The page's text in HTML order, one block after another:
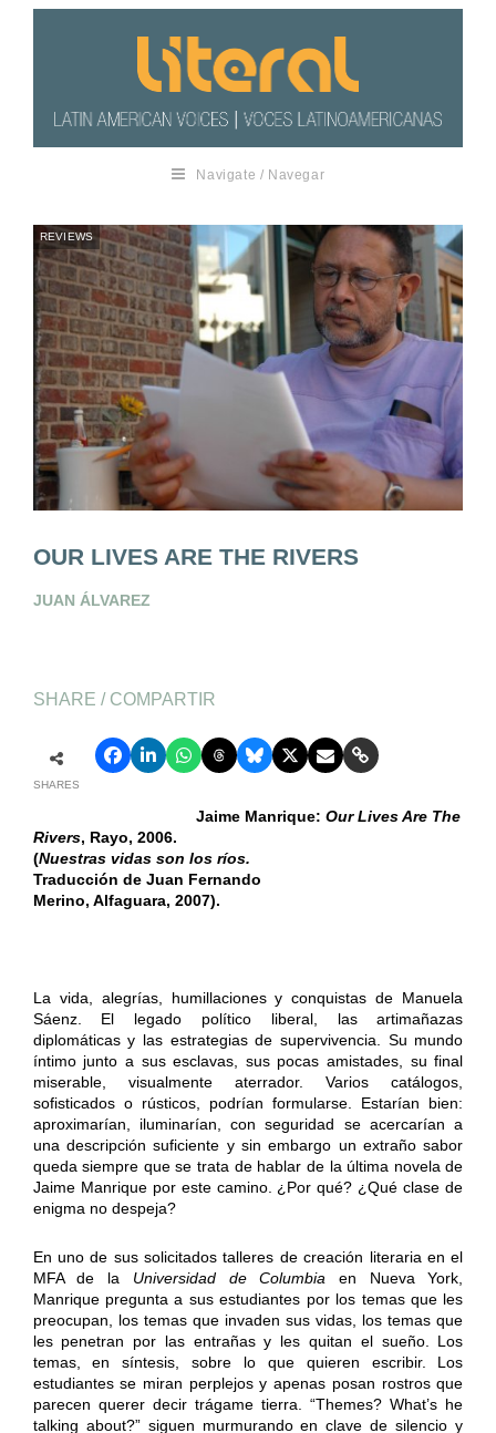
Navigate / Navegar
REVIEWS
OUR LIVES ARE THE RIVERS
JUAN ÁLVAREZ
SHARE / COMPARTIR
SHARES
Jaime Manrique: Our Lives Are The
Rivers, Rayo, 2006.
(Nuestras vidas son los ríos.
Traducción de Juan Fernando
Merino, Alfaguara, 2007).
La vida, alegrías, humillaciones y conquistas de Manuela
Sáenz. El legado político liberal, las artimañazas
diplomáticas y las estrategias de supervivencia. Su mundo
íntimo junto a sus esclavas, sus pocas amistades, su final
miserable, visualmente aterrador. Varios catálogos,
sofisticados o rústicos, podrían formularse. Estarían bien:
aproximarían, iluminarían, con seguridad se acercarían a
una descripción suficiente y sin embargo un extraño sabor
queda siempre que se trata de hablar de la última novela de
Jaime Manrique por este camino. ¿Por qué? ¿Qué clase de
enigma no despeja?
En uno de sus solicitados talleres de creación literaria en el
MFA de la Universidad de Columbia en Nueva York,
Manrique pregunta a sus estudiantes por los temas que les
preocupan, los temas que invaden sus vidas, los temas que
les penetran por las entrañas y les quitan el sueño. Los
temas, en síntesis, sobre lo que quieren escribir. Los
estudiantes se miran perplejos y apenas posan rostros que
parecen querer decir trágame tierra. “Themes? What’s he
talking about?” siguen murmurando en clave de silencio y